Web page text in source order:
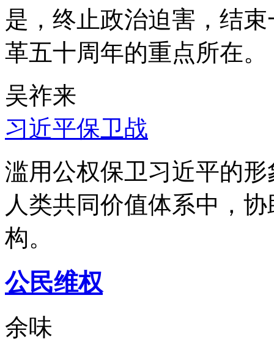
是，终止政治迫害，结
革五十周年的重点所在。
吴祚来
习近平保卫战
滥用公权保卫习近平的
人类共同价值体系中，
构。
公民维权
余味